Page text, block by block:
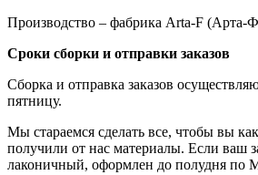
Производство – фабрика Arta-F (Арта-
Сроки сборки и отправки заказов
Сборка и отправка заказов
пятницу.
Мы стараемся сделать все, чтобы вы
получили от нас материалы. Если ваш
лаконичный, оформлен до полудня по